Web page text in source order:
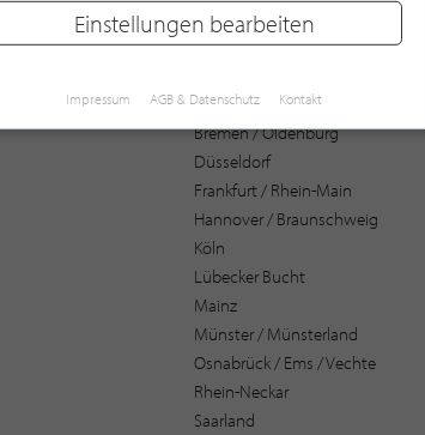
Bochum
Bremen / Oldenburg
Düsseldorf
Frankfurt / Rhein-Main
Hannover / Braunschweig
Köln
Lübecker Bucht
Mainz
Münster / Münsterland
Osnabrück / Ems / Vechte
Rhein-Neckar
Saarland
Einstellungen bearbeiten
Impressum AGB & Datenschutz Kontakt